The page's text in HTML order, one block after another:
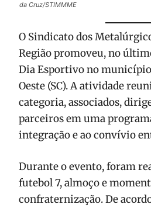
da Cruz/STIMMME
O Sindicato dos
Região promoveu, no
Dia Esportivo no
Oeste (SC). A atividade
categoria, associados,
parceiros em uma
integração e ao convívio
Durante o evento, foram
futebol 7, almoço e
confraternização. De